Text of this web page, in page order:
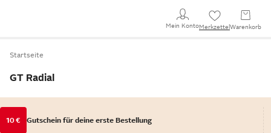
Mein KontoMerkzettel Warenkorb
Startseite
GT Radial
10 € Gutschein für deine erste Bestellung